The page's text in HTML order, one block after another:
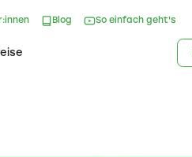
Blog So einfach geht's